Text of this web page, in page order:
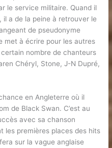
le service militaire. Quand il
a de la peine à retrouver le
de pseudonyme
met à écrire pour les autres
nombre de chanteurs
Chéryl, Stone, J-N Dupré,
en Angleterre où il
de Black Swan. C’est au
avec sa chanson
les premières places des hits
sur la vague anglaise